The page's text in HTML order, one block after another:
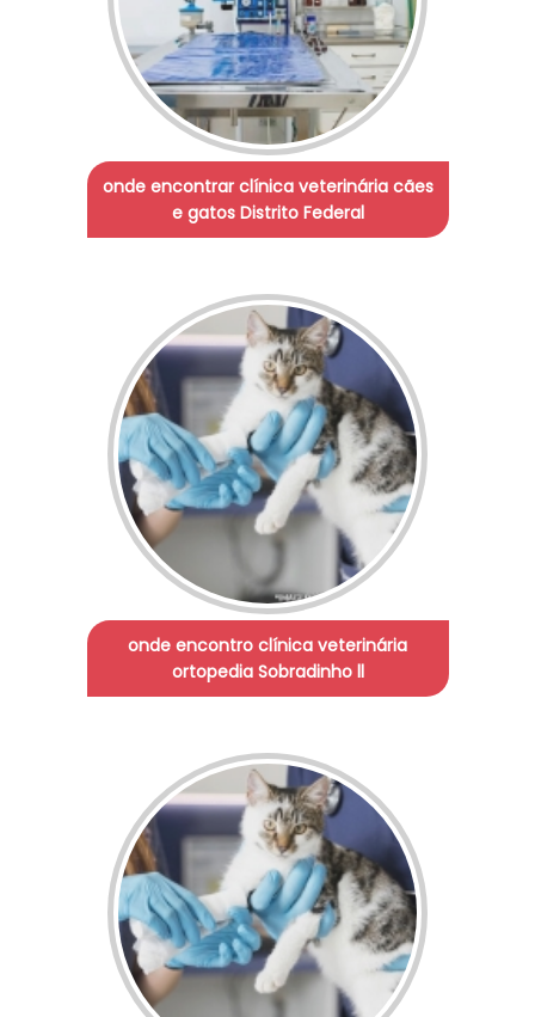
onde encontrar clínica veterinária cães
e gatos Distrito Federal
onde encontro clínica veterinária
ortopedia Sobradinho ll